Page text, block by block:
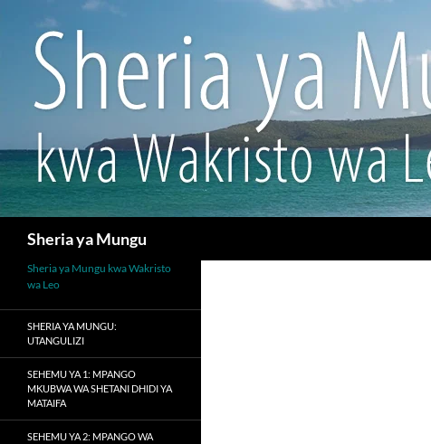
Sheria ya Mungu
Sheria ya Mungu kwa Wakristo
wa Leo
SHERIA YA MUNGU:
UTANGULIZI
SEHEMU YA 1: MPANGO
MKUBWA WA SHETANI DHIDI YA
MATAIFA
SEHEMU YA 2: MPANGO WA